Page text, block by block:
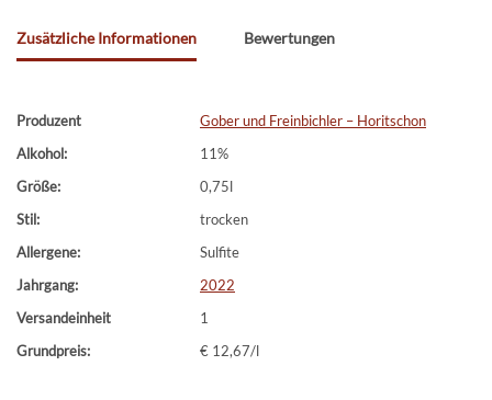
Zusätzliche Informationen Bewertungen
Produzent
Gober und Freinbichler – Horitschon
Alkohol:
11%
Größe:
0,75l
Stil:
trocken
Allergene:
Sulfite
Jahrgang:
2022
Versandeinheit
1
Grundpreis:
€ 12,67/l